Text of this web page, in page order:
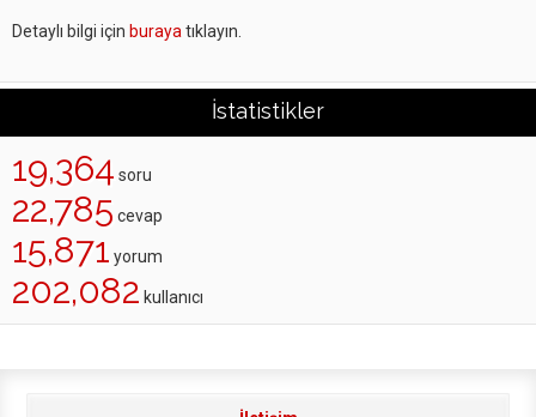
Detaylı bilgi için buraya tıklayın.
İstatistikler
19,364 soru
22,785 cevap
15,871 yorum
202,082 kullanıcı